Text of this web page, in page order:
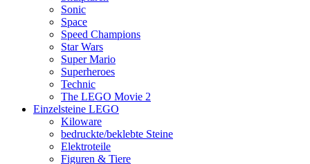
Sonic
Space
Speed Champions
Star Wars
Super Mario
Superheroes
Technic
The LEGO Movie 2
Einzelsteine LEGO
Kiloware
bedruckte/beklebte Steine
Elektroteile
Figuren & Tiere